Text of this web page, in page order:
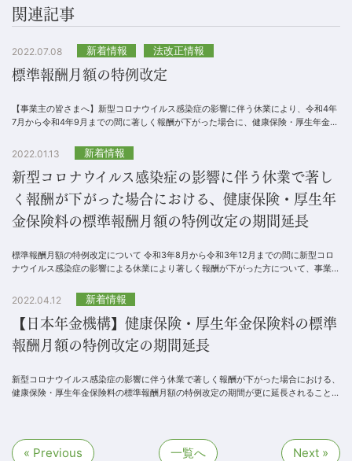
関連記事
2022.07.08 新着情報 法改正情報
標準報酬月額の特例改定
【事業主の皆さまへ】新型コロナウイルス感染症の影響に伴う休業により、令和4年
7月から令和4年9月までの間に著しく報酬が下がった場合に、健康保険・厚生年金保
2022.01.13 新着情報
新型コロナウイルス感染症の影響に伴う休業で著し
く報酬が下がった場合における、健康保険・厚生年
金保険料の標準報酬月額の特例改定の期間延長
標準報酬月額の特例改定について 令和3年8月から令和3年12月までの間に新型コロ
ナウイルス感染症の影響による休業により著しく報酬が下がった方について、事業主
2022.04.12 新着情報
【日本年金機構】健康保険・厚生年金保険料の標準
報酬月額の特例改定の期間延長
新型コロナウイルス感染症の影響に伴う休業で著しく報酬が下がった場合における、
健康保険・厚生年金保険料の標準報酬月額の特例改定の期間が更に延長されることに
« Previous 一覧へ Next »